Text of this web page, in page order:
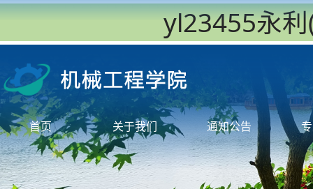
yl23455永
首页 关于我们 通知公告